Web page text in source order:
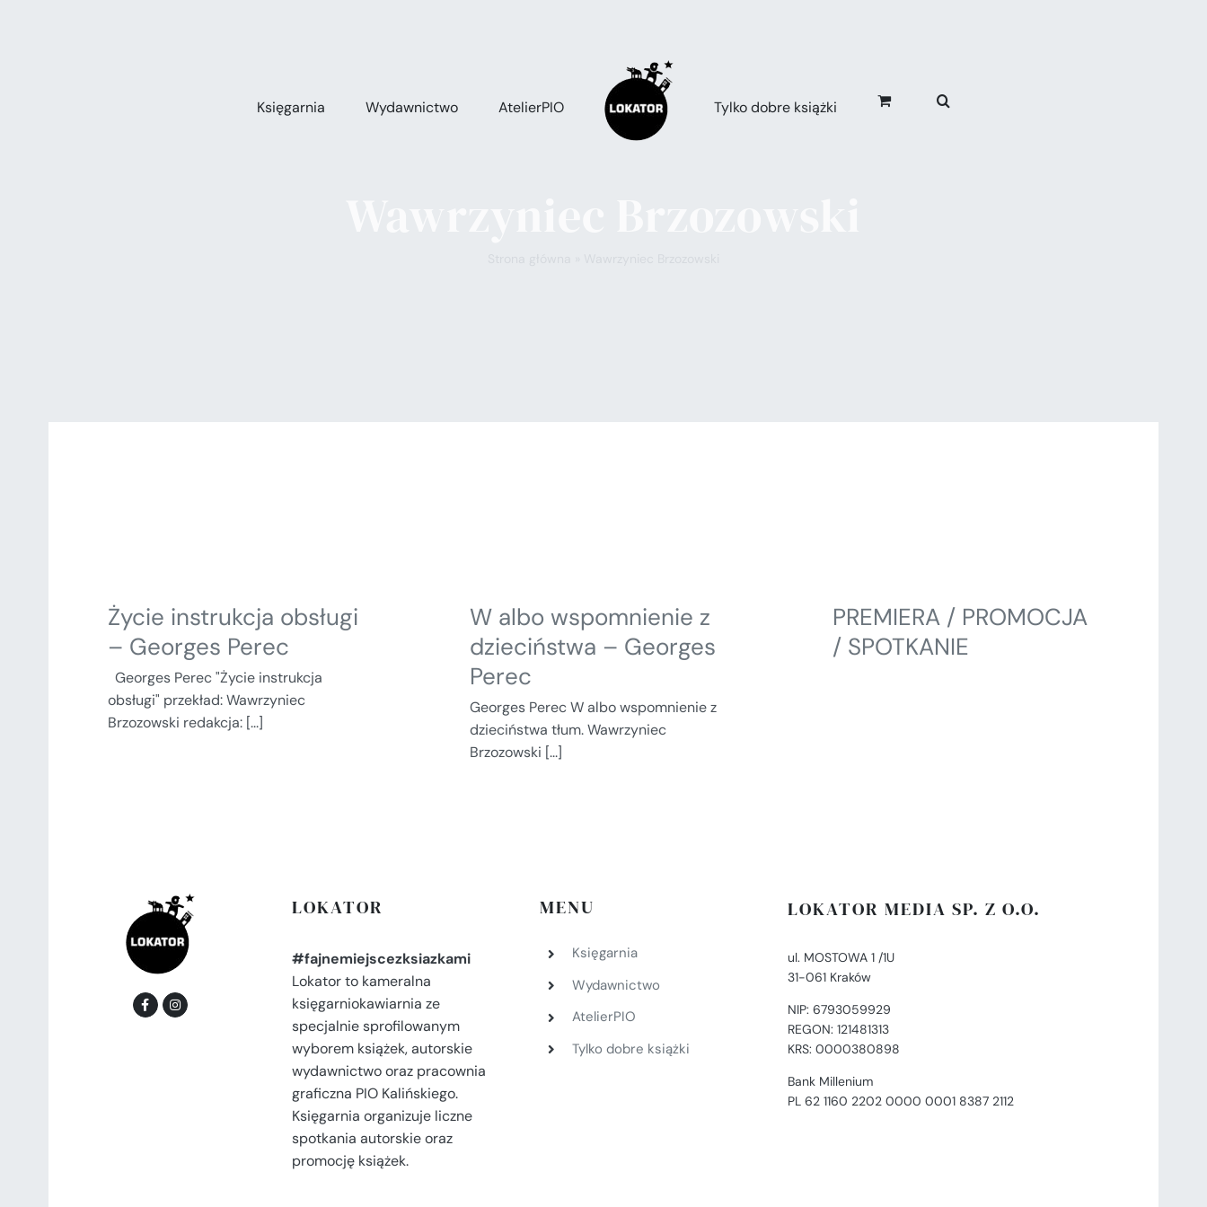
Księgarnia
Wydawnictwo AtelierPIO Tylko dobre książki
Życie instrukcja obsługi
– Georges Perec
Georges Perec "Życie instrukcja
obsługi" przekład: Wawrzyniec
Brzozowski redakcja: [...]
W albo wspomnienie z
dzieciństwa – Georges
Perec
Georges Perec W albo wspomnienie z
dzieciństwa tłum. Wawrzyniec
Brzozowski [...]
PREMIERA / PROMOCJA
/ SPOTKANIE
LOKATOR
#fajnemiejscezksiazkami
Lokator to kameralna
księgarniokawiarnia ze
specjalnie sprofilowanym
wyborem książek, autorskie
wydawnictwo oraz pracownia
graficzna PIO Kalińskiego.
Księgarnia organizuje liczne
spotkania autorskie oraz
promocję książek.
MENU
Księgarnia
Wydawnictwo
AtelierPIO
Tylko dobre książki
LOKATOR MEDIA SP. Z O.O.
ul. MOSTOWA 1 /1U
31-061 Kraków
NIP: 6793059929
REGON: 121481313
KRS: 0000380898
Bank Millenium
PL 62 1160 2202 0000 0001 8387 2112